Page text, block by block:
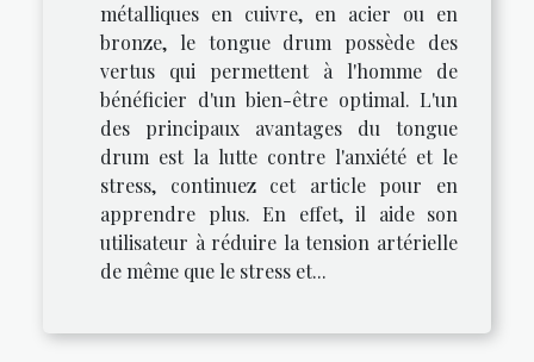
métalliques en cuivre, en acier ou en
bronze, le tongue drum possède des
vertus qui permettent à l'homme de
bénéficier d'un bien-être optimal. L'un
des principaux avantages du tongue
drum est la lutte contre l'anxiété et le
stress, continuez cet article pour en
apprendre plus. En effet, il aide son
utilisateur à réduire la tension artérielle
de même que le stress et...